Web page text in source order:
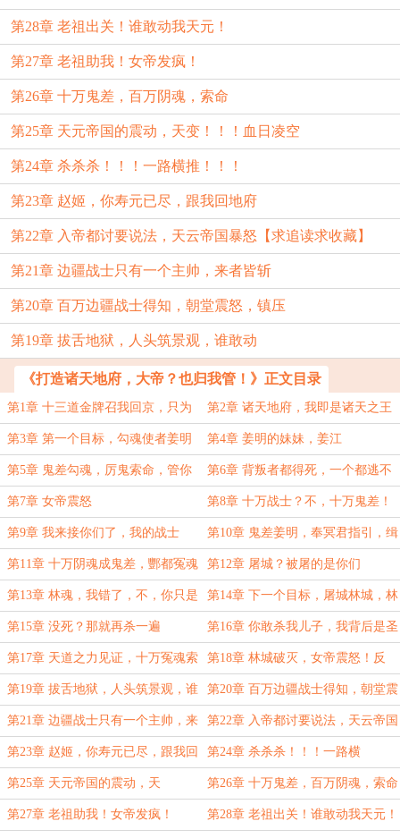
第28章 老祖出关！谁敢动我天元！
第27章 老祖助我！女帝发疯！
第26章 十万鬼差，百万阴魂，索命
第25章 天元帝国的震动，天变！！！血日凌空
第24章 杀杀杀！！！一路横推！！！
第23章 赵姬，你寿元已尽，跟我回地府
第22章 入帝都讨要说法，天云帝国暴怒【求追读求收藏】
第21章 边疆战士只有一个主帅，来者皆斩
第20章 百万边疆战士得知，朝堂震怒，镇压
第19章 拔舌地狱，人头筑景观，谁敢动
《打造诸天地府，大帝？也归我管！》正文目录
第1章 十三道金牌召我回京，只为
抽我血续命【新书启航】
第2章 诸天地府，我即是诸天之王
第3章 第一个目标，勾魂使者姜明 第4章 姜明的妹妹，姜江
第5章 鬼差勾魂，厉鬼索命，管你
是谁？
第6章 背叛者都得死，一个都逃不
掉
第7章 女帝震怒 第8章 十万战士？不，十万鬼差！
第9章 我来接你们了，我的战士 第10章 鬼差姜明，奉冥君指引，缉
你归案
第11章 十万阴魂成鬼差，酆都冤魂
憎恶多
第12章 屠城？被屠的是你们
第13章 林魂，我错了，不，你只是
怕了
第14章 下一个目标，屠城林城，林
振天
第15章 没死？那就再杀一遍 第16章 你敢杀我儿子，我背后是圣
地
第17章 天道之力见证，十万冤魂索
命
第18章 林城破灭，女帝震怒！反
了，反了
第19章 拔舌地狱，人头筑景观，谁
敢动
第20章 百万边疆战士得知，朝堂震
怒，镇压
第21章 边疆战士只有一个主帅，来
者皆斩
第22章 入帝都讨要说法，天云帝国
暴怒【求追读求收藏】
第23章 赵姬，你寿元已尽，跟我回
地府
第24章 杀杀杀！！！一路横
推！！！
第25章 天元帝国的震动，天
变！！！血日凌空
第26章 十万鬼差，百万阴魂，索命
第27章 老祖助我！女帝发疯！ 第28章 老祖出关！谁敢动我天元！